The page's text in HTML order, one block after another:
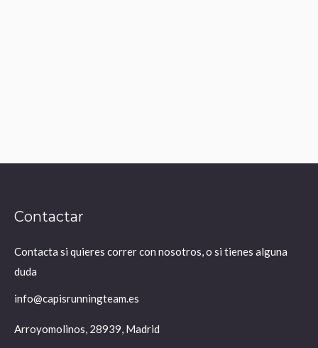
Contactar
Contacta si quieres correr con nosotros, o si tienes alguna
duda
info@capisrunningteam.es
Arroyomolinos, 28939, Madrid